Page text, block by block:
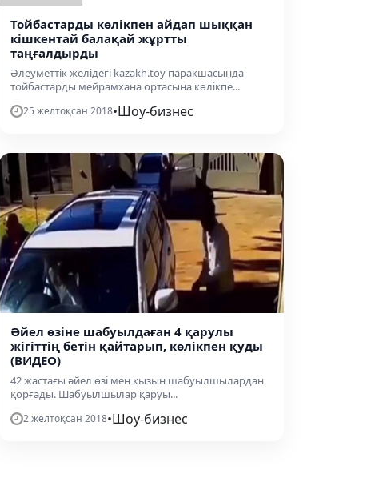
Тойбастарды көлікпен айдап шыққан
кішкентай балақай жұртты
таңғалдырды
Әлеуметтік желідегі kazakh.toy парақшасында
тойбастарды мейрамхана ортасына көлікпе...
25 желтоқсан 2018•Шоу-бизнес
Әйел өзіне шабуылдаған 4 қарулы
жігіттің бетін қайтарып, көлікпен қуды
(ВИДЕО)
42 жастағы әйел өзі мен қызын шабуылшылардан
қорғады. Шабуылшылар қаруы...
2 желтоқсан 2018•Шоу-бизнес